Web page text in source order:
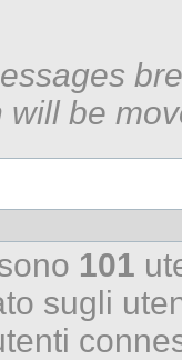
will be
101
sugli